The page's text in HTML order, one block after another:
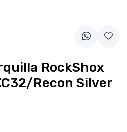
RockShox
Recon Silver